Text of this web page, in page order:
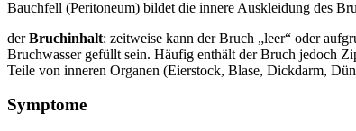
Bauchfell (Peritoneum) bildet die innere Auskleidung des
derBruchinhalt: zeitweise kann der Bruch „leer“ oder
Bruchwasser gefüllt sein. Häufig enthält der Bruch jedoch
Teile von inneren Organen (Eierstock, Blase, Dickdarm,
Symptome